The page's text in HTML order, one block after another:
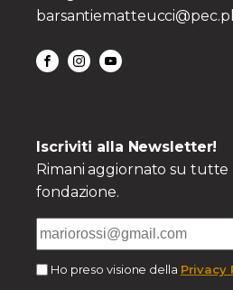
Iscriviti alla Newsletter!
Rimani aggiornato su
fondazione.
Ho preso visione della Privacy